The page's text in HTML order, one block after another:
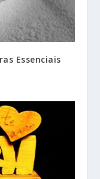
Essenciais